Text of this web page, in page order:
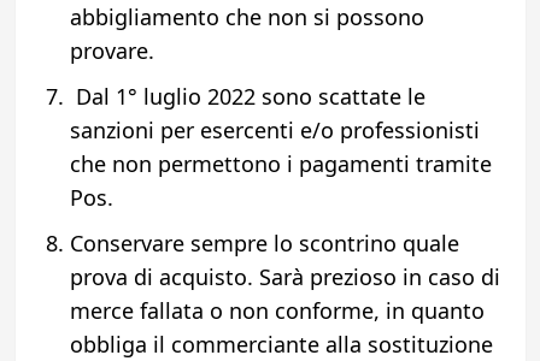
abbigliamento che non si possono
provare.
Dal 1° luglio 2022 sono scattate le
sanzioni per esercenti e/o professionisti
che non permettono i pagamenti tramite
Pos.
Conservare sempre lo scontrino quale
prova di acquisto. Sarà prezioso in caso di
merce fallata o non conforme, in quanto
obbliga il commerciante alla sostituzione